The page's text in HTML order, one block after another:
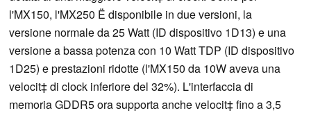
l'MX150, l'MX250 Ë disponibile in due versioni, la
versione normale da 25 Watt (ID dispositivo 1D13) e una
versione a bassa potenza con 10 Watt TDP (ID dispositivo
1D25) e prestazioni ridotte (l'MX150 da 10W aveva una
velocit‡ di clock inferiore del 32%). L'interfaccia di
memoria GDDR5 ora supporta anche velocit‡ fino a 3,5